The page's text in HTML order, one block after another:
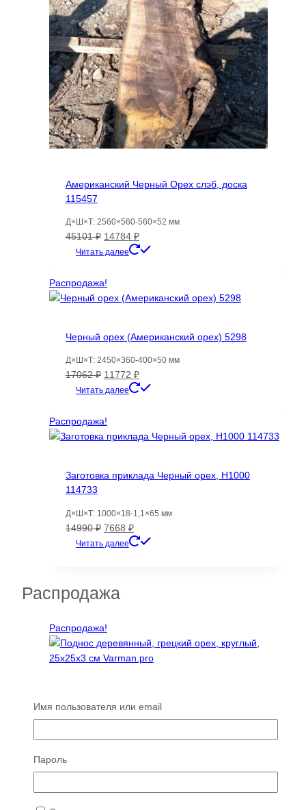
Американский Черный Орех слэб, доска
115457
Д×Ш×Т: 2560×560-560×52 мм
45101₽ Первоначальная
цена
45101 ₽.
14784 ₽Текущая
цена:
Читать далее
Распродажа!
Черный орех (Американский орех) 5298
Д×Ш×Т: 2450×360-400×50 мм
17062₽ Первоначальная
цена
17062 ₽.
11772 ₽Текущая
цена:
Читать далее
Распродажа!
Заготовка приклада Черный орех, H1000
114733
Д×Ш×Т: 1000×18-1,1×65 мм
14990₽ Первоначальная
цена
7668 ₽Текущая
цена:
Читать далее
Распродажа
Распродажа!
25х25х3 см Varman.pro
Имя пользователя или email
Пароль